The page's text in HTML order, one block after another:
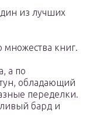
из лучших
книг.
а по
обладающий
переделки.
бард и